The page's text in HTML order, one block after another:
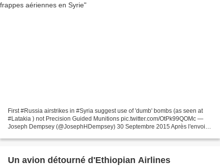
First #Russia airstrikes in #Syria suggest use of 'dumb' bombs (as seen at
#Latakia ) not Precision Guided Munitions pic.twitter.com/OtPk99QOMc —
Joseph Dempsey (@JosephHDempsey) 30 Septembre 2015 Après l'envoi
Un avion détourné d'Ethiopian Airlines